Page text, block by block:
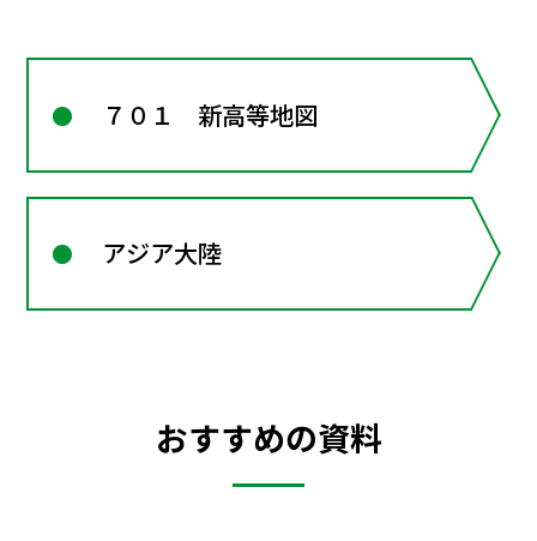
７０１ 新高等地図
アジア大陸
おすすめの資料